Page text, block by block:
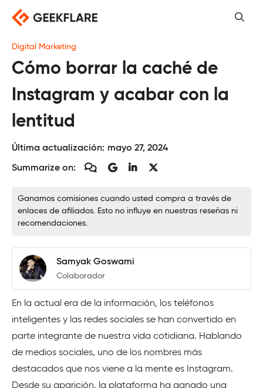
Saltar
contenido
Digital Marketing
Cómo borrar la caché de
Instagram y acabar con la
lentitud
Última actualización: mayo 27, 2024
Summarize on:
Ganamos comisiones cuando usted compra a través de
enlaces de afiliados. Esto no influye en nuestras reseñas ni
recomendaciones.
Samyak Goswami
Colaborador
En la actual era de la información, los teléfonos
inteligentes y las redes sociales se han convertido en
parte integrante de nuestra vida cotidiana. Hablando
de medios sociales, uno de los nombres más
destacados que nos viene a la mente es Instagram.
Desde su aparición, la plataforma ha ganado una